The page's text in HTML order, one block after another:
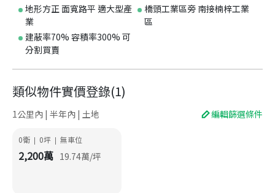
地形方正 面寬路平 適大型產
業
橋頭工業區旁 南接楠梓工業
區
建蔽率70% 容積率300% 可
分割買賣
類似物件實價登錄(1)
1公里內 | 半年內 | 土地 編輯篩選條件
0衛 | 0坪 | 無車位
2,200萬 19.74萬/坪